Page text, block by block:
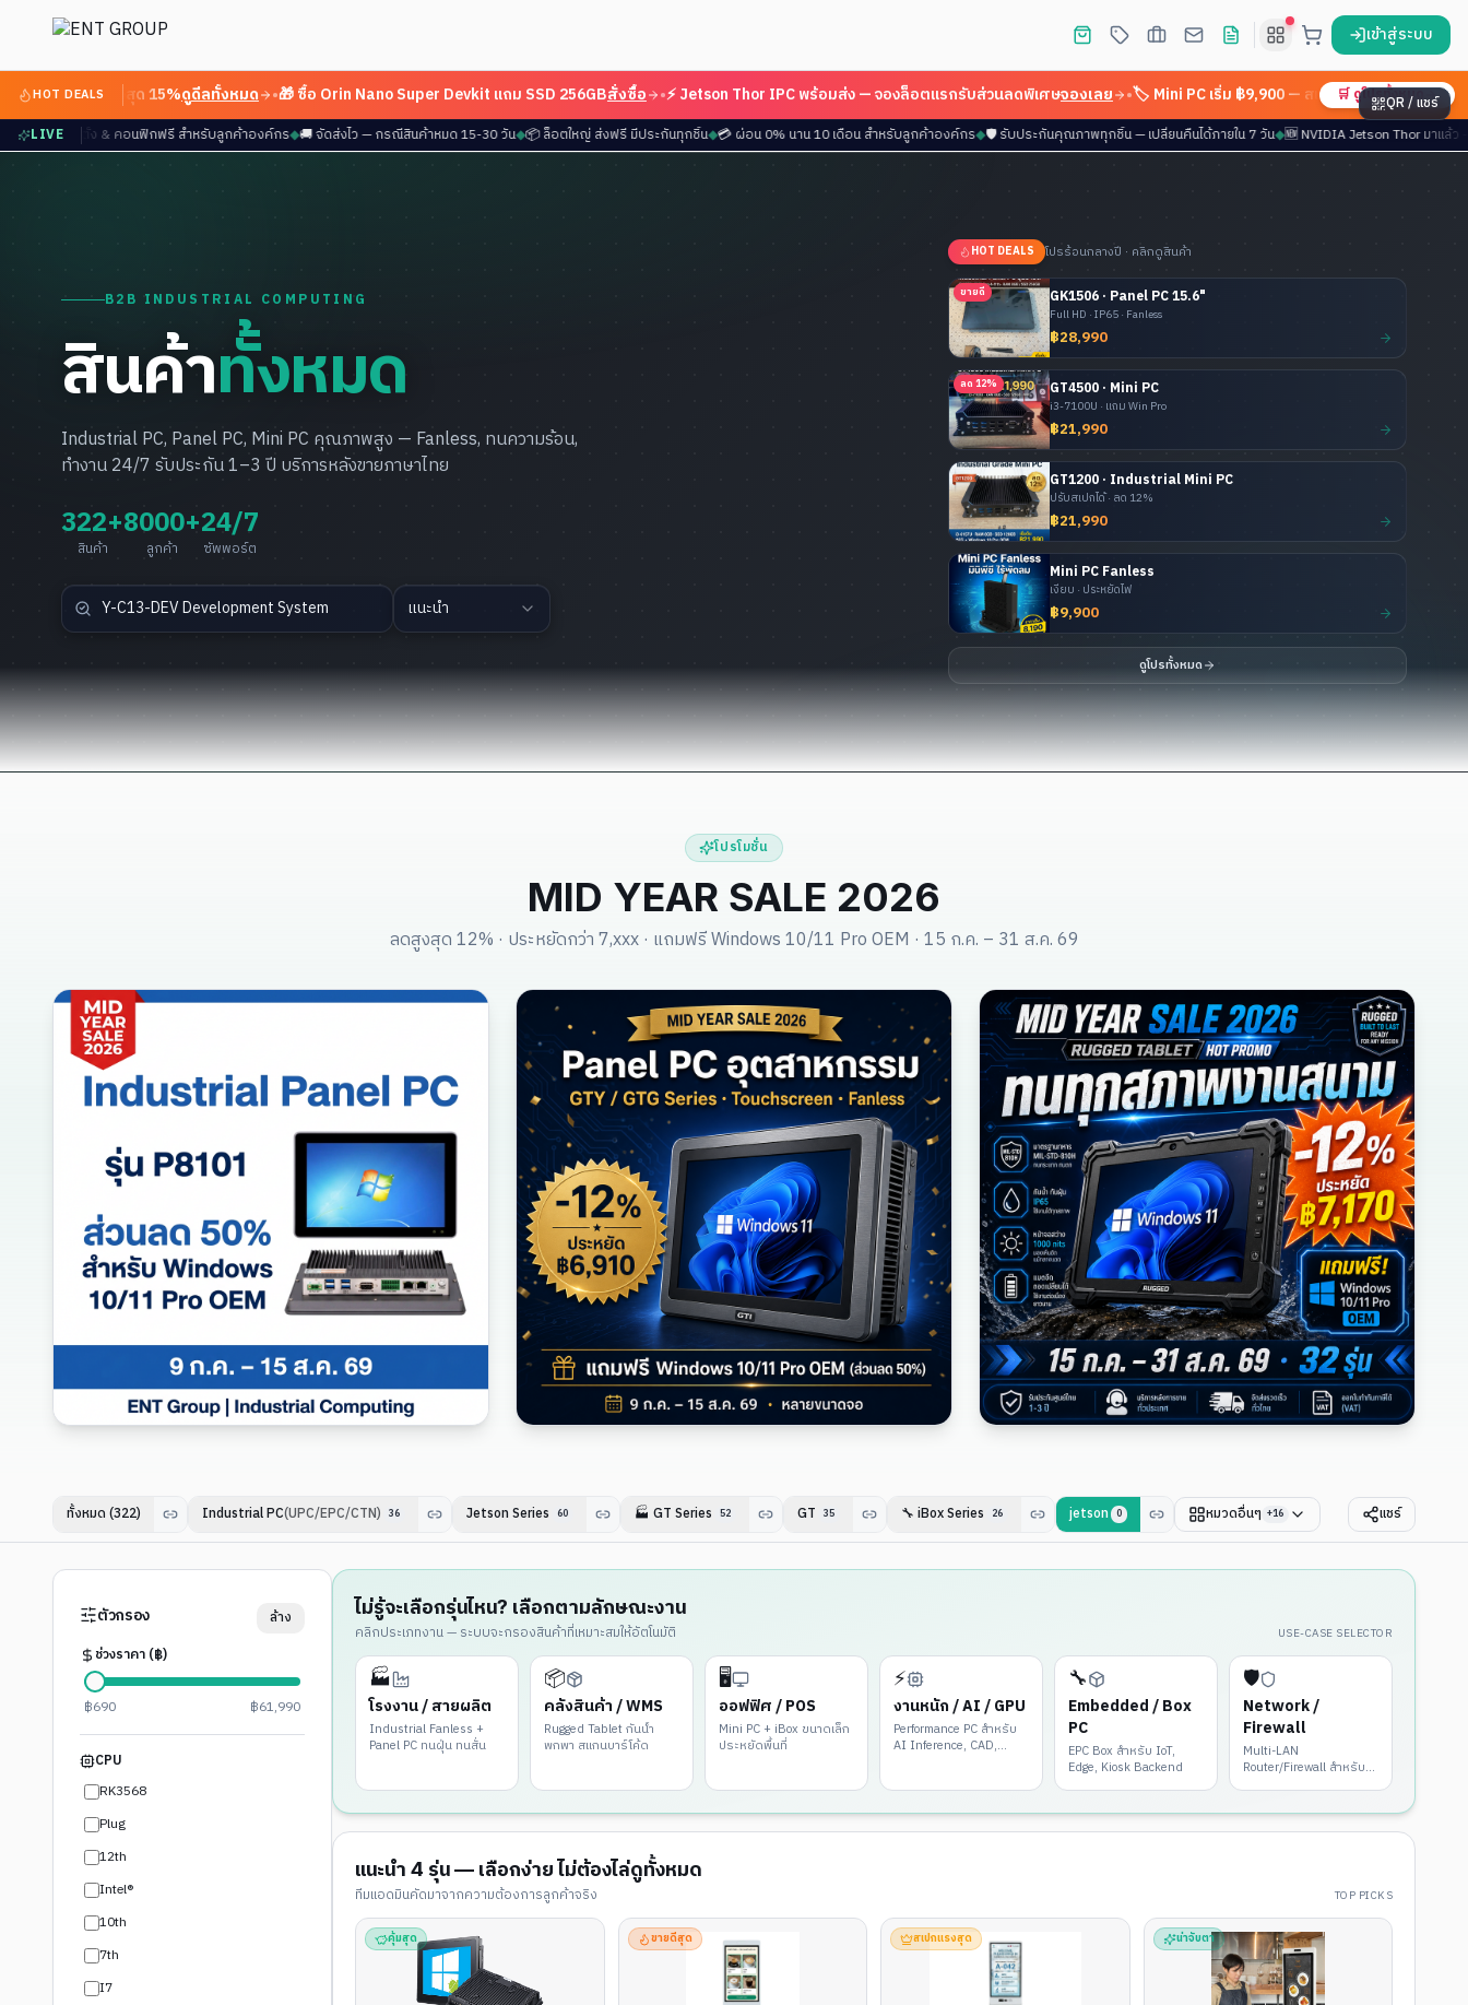
เข้าสู่ระบบ
HOT DEALS
ลดสูงสุด 15% ดูดีลทั้งหมด •🎁 ซื้อ Orin Nano Super Devkit แถม SSD 256GBสั่งซื้อ •⚡ Jetson Thor IPC พร้อมส่ง — จองล็อตแรกรับส่วนลดพิเศษจองเลย •🏷️ Mini PC เริ่ม ฿9,900 — สเปกอุตสาหกรรมเลือกรุ่น •🚚
🛒 ดูโปรทั้งหมด
LIVE
น 3 ปี◆🔧 บริการติดตั้ง & คอนฟิกฟรี สำหรับลูกค้าองค์กร◆🚚 จัดส่งไว — กรณีสินค้าหมด 15-30 วัน◆📦 ล็อตใหญ่ ส่งฟรี มีประกันทุกชิ้น◆💳 ผ่อน 0% นาน 10 เดือน สำหรับลูกค้าองค์กร◆🛡️ รับประกันคุณภาพทุกชิ้น — เปลี่ยนคืนได้ภายใน 7 วัน◆🆕 NVIDIA Jetson Thor
B2B INDUSTRIAL COMPUTING
สินค้าทั้งหมด
Industrial PC, Panel PC, Mini PC คุณภาพสูง — Fanless, ทนความร้อน,
ทำงาน 24/7 รับประกัน 1–3 ปี บริการหลังขายภาษาไทย
322+
สินค้า
8000+
ลูกค้า
24/7
ซัพพอร์ต
แนะนำ
HOT DEALS โปรร้อนกลางปี · คลิกดูสินค้า
ขายดี GK1506 · Panel PC 15.6"
Full HD · IP65 · Fanless
฿28,990
ลด 12% GT4500 · Mini PC
i3-7100U · แถม Win Pro
฿21,990
GT1200 · Industrial Mini PC
ปรับสเปกได้ · ลด 12%
฿21,990
Mini PC Fanless
เงียบ · ประหยัดไฟ
฿9,900
ดูโปรทั้งหมด
โปรโมชั่น
MID YEAR SALE 2026
ลดสูงสุด 12% · ประหยัดกว่า 7,xxx · แถมฟรี Windows 10/11 Pro OEM · 15 ก.ค. – 31 ส.ค. 69
ทั้งหมด (322) Industrial PC(UPC/EPC/CTN) 36 Jetson Series 60 🏭 GT Series 52 GT 35 🔧 iBox Series 26 jetson 0 หมวดอื่นๆ +16 แชร์
ตัวกรอง
ล้าง
ช่วงราคา (฿)
฿690 ฿61,990
CPU
RK3568
Plug
12th
Intel®
10th
7th
I7
ไม่รู้จะเลือกรุ่นไหน? เลือกตามลักษณะงาน
คลิกประเภทงาน — ระบบจะกรองสินค้าที่เหมาะสมให้อัตโนมัติ USE-CASE SELECTOR
🏭
โรงงาน / สายผลิต
Industrial Fanless +
Panel PC ทนฝุ่น ทนสั่น
📦
คลังสินค้า / WMS
Rugged Tablet กันน้ำ
พกพา สแกนบาร์โค้ด
🖥️
ออฟฟิศ / POS
Mini PC + iBox ขนาดเล็ก
ประหยัดพื้นที่
⚡
งานหนัก / AI / GPU
Performance PC สำหรับ
AI Inference, CAD,
🔧
Embedded / Box
PC
EPC Box สำหรับ IoT,
Edge, Kiosk Backend
🛡️
Network /
Firewall
Multi-LAN
Router/Firewall สำหรับ
แนะนำ 4 รุ่น — เลือกง่าย ไม่ต้องไล่ดูทั้งหมด
ทีมแอดมินคัดมาจากความต้องการลูกค้าจริง TOP PICKS
คุ้มสุด ขายดีสุด สเปกแรงสุด น่าจับตา
QR / แชร์